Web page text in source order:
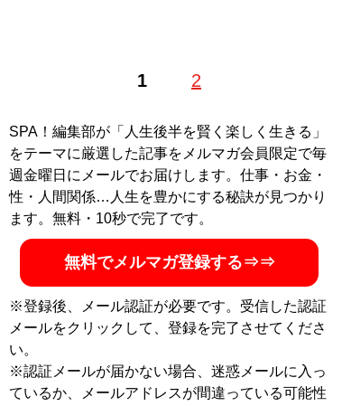
1 2
SPA！編集部が「人生後半を賢く楽しく生きる」
をテーマに厳選した記事をメルマガ会員限定で毎
週金曜日にメールでお届けします。仕事・お金・
性・人間関係…人生を豊かにする秘訣が見つかり
ます。無料・10秒で完了です。
無料でメルマガ登録する⇒⇒
※登録後、メール認証が必要です。受信した認証
メールをクリックして、登録を完了させてくださ
い。
※認証メールが届かない場合、迷惑メールに入っ
ているか、メールアドレスが間違っている可能性